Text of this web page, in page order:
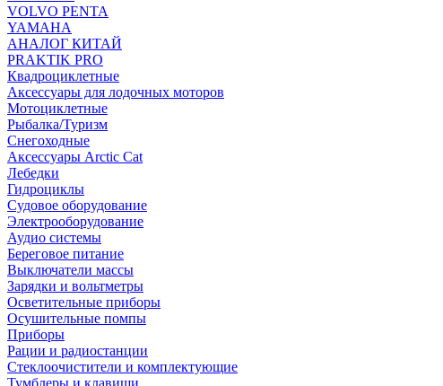
VOLVO PENTA
YAMAHA
АНАЛОГ КИТАЙ
PRAKTIK PRO
Квадроциклетные
Аксессуары для лодочных моторов
Мотоциклетные
Рыбалка/Туризм
Снегоходные
Аксессуары Arctic Cat
Лебедки
Гидроциклы
Судовое оборудование
Электрооборудование
Аудио системы
Береговое питание
Выключатели массы
Зарядки и вольтметры
Осветительные приборы
Осушительные помпы
Приборы
Рации и радиостанции
Стеклоочистители и комплектующие
Тумблеры и клавиши